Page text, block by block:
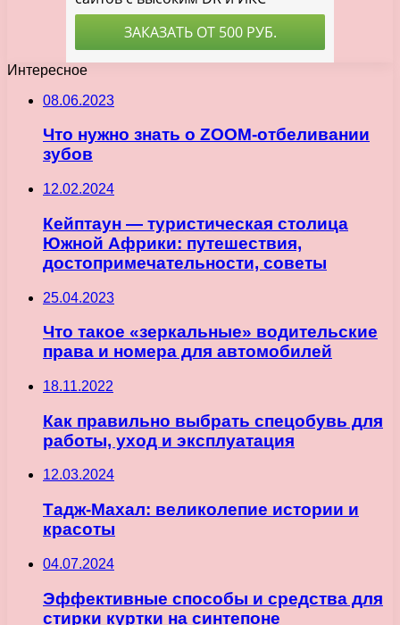
Интересное
08.06.2023
Что нужно знать о ZOOM-отбеливании
зубов
12.02.2024
Кейптаун — туристическая столица
Южной Африки: путешествия,
достопримечательности, советы
25.04.2023
Что такое «зеркальные» водительские
права и номера для автомобилей
18.11.2022
Как правильно выбрать спецобувь для
работы, уход и эксплуатация
12.03.2024
Тадж-Махал: великолепие истории и
красоты
04.07.2024
Эффективные способы и средства для
стирки куртки на синтепоне